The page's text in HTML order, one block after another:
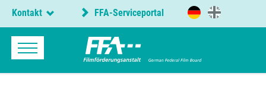
Kontakt FFA-Serviceportal